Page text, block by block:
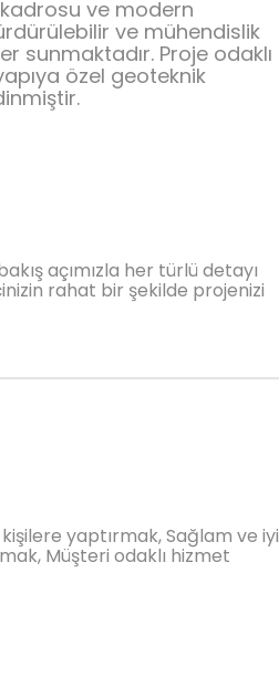
ve modern
ve mühendislik
sunmaktadır. Proje odaklı
özel geoteknik
açımızla her türlü detayı
rahat bir şekilde projenizi
yaptırmak, Sağlam ve iyi
Müşteri odaklı hizmet